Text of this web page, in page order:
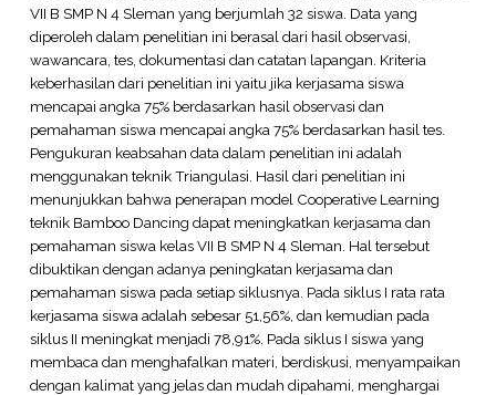
VII B SMP N 4 Sleman yang berjumlah 32 siswa. Data yang
diperoleh dalam penelitian ini berasal dari hasil observasi,
wawancara, tes, dokumentasi dan catatan lapangan. Kriteria
keberhasilan dari penelitian ini yaitu jika kerjasama siswa
mencapai angka 75% berdasarkan hasil observasi dan
pemahaman siswa mencapai angka 75% berdasarkan hasil tes.
Pengukuran keabsahan data dalam penelitian ini adalah
menggunakan teknik Triangulasi. Hasil dari penelitian ini
menunjukkan bahwa penerapan model Cooperative Learning
teknik Bamboo Dancing dapat meningkatkan kerjasama dan
pemahaman siswa kelas VII B SMP N 4 Sleman. Hal tersebut
dibuktikan dengan adanya peningkatan kerjasama dan
pemahaman siswa pada setiap siklusnya. Pada siklus I rata rata
kerjasama siswa adalah sebesar 51,56%, dan kemudian pada
siklus II meningkat menjadi 78,91%. Pada siklus I siswa yang
membaca dan menghafalkan materi, berdiskusi, menyampaikan
dengan kalimat yang jelas dan mudah dipahami, menghargai